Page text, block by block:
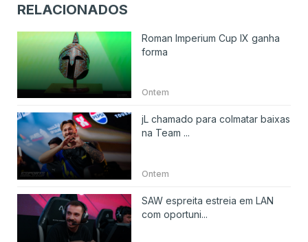
RELACIONADOS
Roman Imperium Cup IX ganha
forma
Ontem
jL chamado para colmatar baixas
na Team ...
Ontem
SAW espreita estreia em LAN
com oportuni...